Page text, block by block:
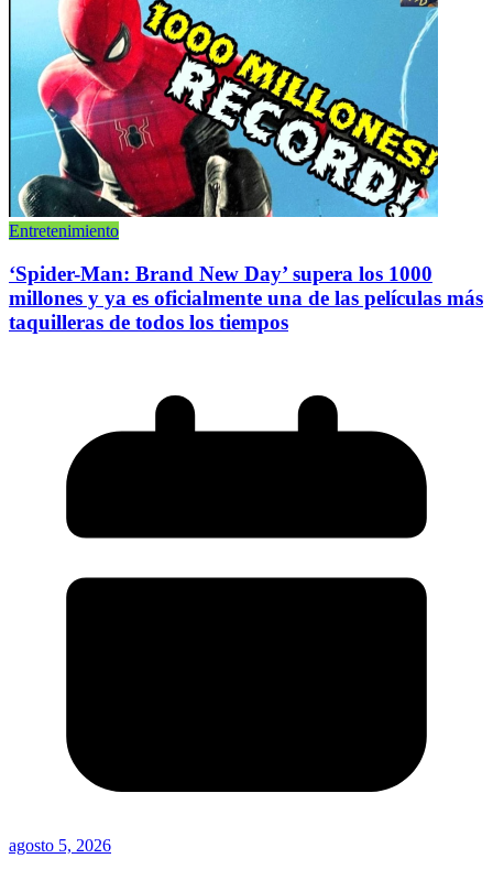
Entretenimiento
‘Spider-Man: Brand New Day’ supera los 1000
millones y ya es oficialmente una de las películas más
taquilleras de todos los tiempos
agosto 5, 2026